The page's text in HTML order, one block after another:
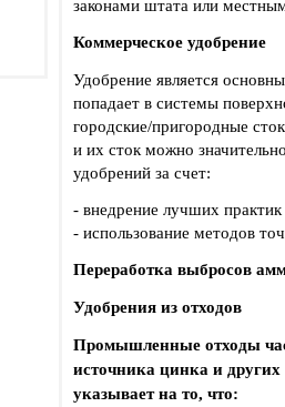
законами штата или
Коммерческое удобрение
Удобрение является
попадает в системы
городские/пригородные
и их сток можно
удобрений за счет:
- внедрение лучших практик
- использование методов
Переработка выбросов
Удобрения из отходов
Промышленные отходы
источника цинка и
указывает на то, что: